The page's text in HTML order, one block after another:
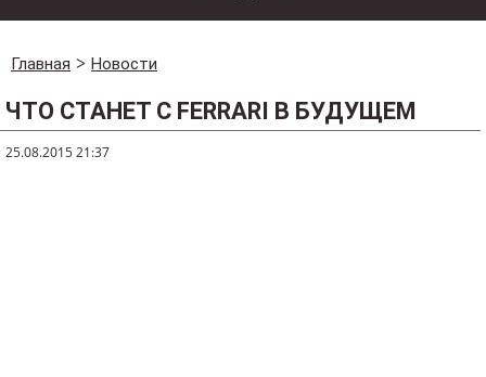
Главная Новости
ЧТО СТАНЕТ С FERRARI В БУДУЩЕМ
25.08.2015 21:37